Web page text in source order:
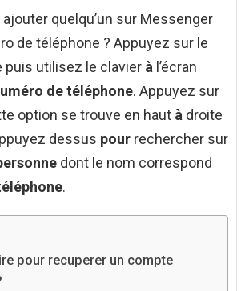
quelqu’un sur Messenger
de téléphone ? Appuyez sur le
puis utilisez le clavier à l’écran
de téléphone. Appuyez sur
option se trouve en haut à droite
dessus pour rechercher sur
dont le nom correspond
.
pour recuperer un compte